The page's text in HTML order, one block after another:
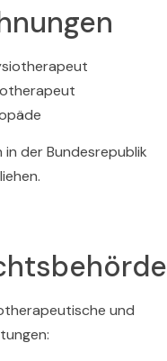
der Bundesrepublik
und